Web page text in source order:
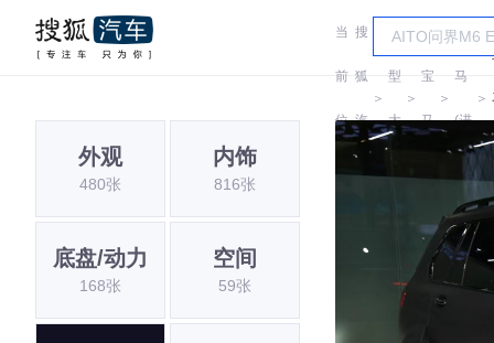
当
前
位
搜
狐
汽
＞
车
型
大
＞
宝
马
＞
宝
马
(进
＞
外观
480张
内饰
816张
底盘/动力
168张
空间
59张